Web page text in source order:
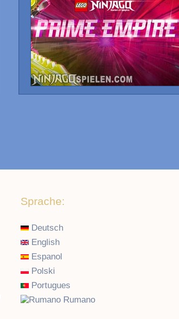
Sprache:
Deutsch
English
Espanol
Polski
Portugues
Rumano